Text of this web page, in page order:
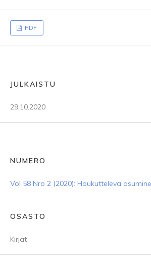
PDF
JULKAISTU
29.10.2020
NUMERO
Vol 58 Nro 2 (2020): Houkutteleva
OSASTO
Kirjat